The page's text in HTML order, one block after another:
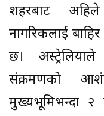
शहरबाट
नागरिकलाई
छ।
संक्रमणको
मुख्यभूमिभन्दा २